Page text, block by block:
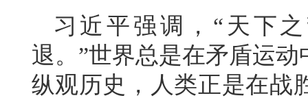
习近平强调，“天下
退。”世界总是在矛盾运
纵观历史，人类正是在战